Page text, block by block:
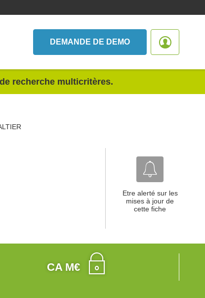
DEMANDE DE DEMO
recherche multicritères.
Etre alerté sur les
mises à jour de
cette fiche
CA M€